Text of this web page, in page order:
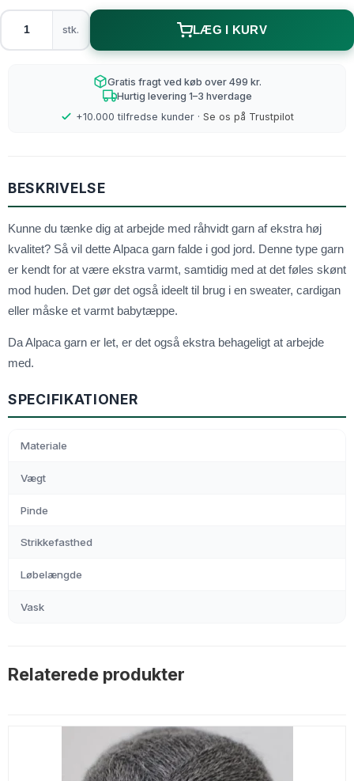
stk. LÆG I KURV
Gratis fragt ved køb over 499 kr.
Hurtig levering 1–3 hverdage
+10.000 tilfredse kunder · Se os på Trustpilot
BESKRIVELSE
Kunne du tænke dig at arbejde med råhvidt garn af ekstra høj
kvalitet? Så vil dette Alpaca garn falde i god jord. Denne type garn
er kendt for at være ekstra varmt, samtidig med at det føles skønt
mod huden. Det gør det også ideelt til brug i en sweater, cardigan
eller måske et varmt babytæppe.
Da Alpaca garn er let, er det også ekstra behageligt at arbejde
med.
SPECIFIKATIONER
Materiale
Vægt
Pinde
Strikkefasthed
Løbelængde
Vask
Relaterede produkter